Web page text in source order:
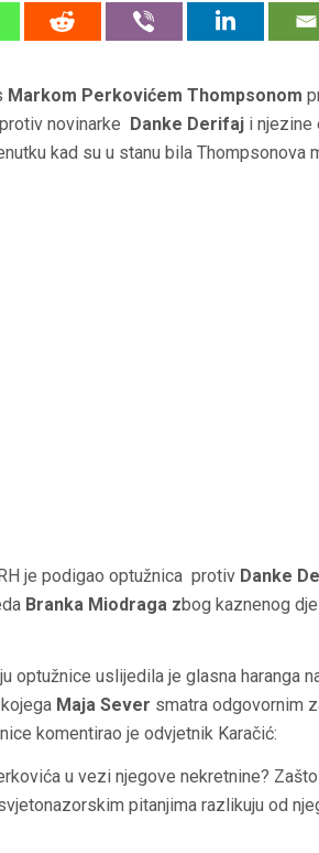
Markom Perkovićem Thompsonom
novinarke
Danke Derifaj i njezine
kad su u stanu bila Thompsonova
je podigao optužnica protiv Danke
Branka Miodraga zbog kaznenog
optužnice uslijedila je glasna haranga
Maja Sever smatra odgovornim
komentirao je odvjetnik Karačić:
u vezi njegove nekretnine?
pitanjima razlikuju od